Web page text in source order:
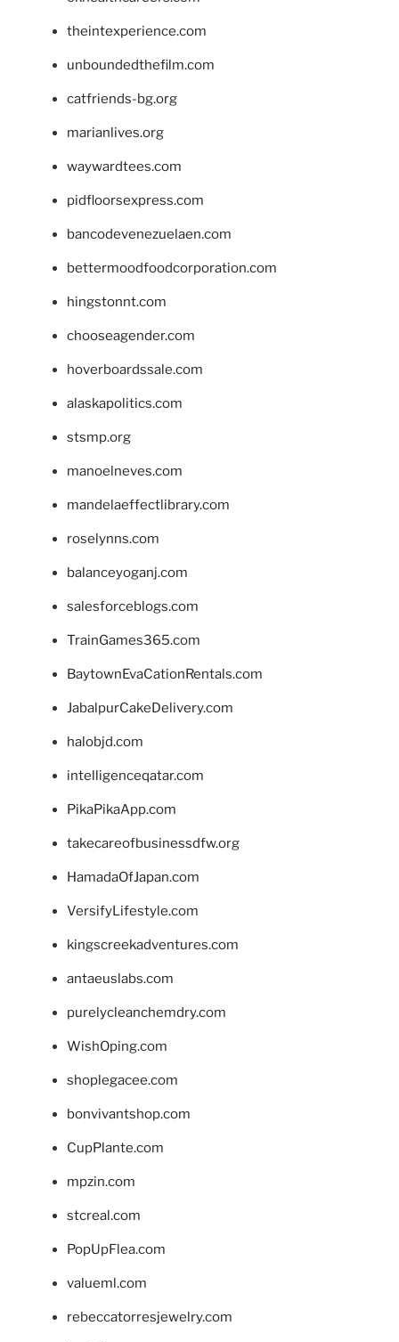
theintexperience.com
unboundedthefilm.com
catfriends-bg.org
marianlives.org
waywardtees.com
pidfloorsexpress.com
bancodevenezuelaen.com
bettermoodfoodcorporation.com
hingstonnt.com
chooseagender.com
hoverboardssale.com
alaskapolitics.com
stsmp.org
manoelneves.com
mandelaeffectlibrary.com
roselynns.com
balanceyoganj.com
salesforceblogs.com
TrainGames365.com
BaytownEvaCationRentals.com
JabalpurCakeDelivery.com
halobjd.com
intelligenceqatar.com
PikaPikaApp.com
takecareofbusinessdfw.org
HamadaOfJapan.com
VersifyLifestyle.com
kingscreekadventures.com
antaeuslabs.com
purelycleanchemdry.com
WishOping.com
shoplegacee.com
bonvivantshop.com
CupPlante.com
mpzin.com
stcreal.com
PopUpFlea.com
valueml.com
rebeccatorresjewelry.com